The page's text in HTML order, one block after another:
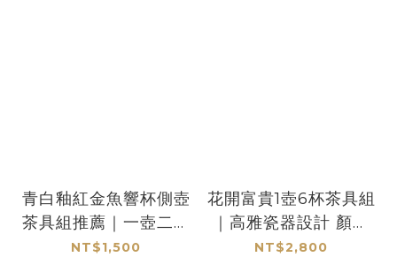
青白釉紅金魚響杯側壺
茶具組推薦｜一壺二杯
禮盒送禮首選
NT$1,500
花開富貴1壺6杯茶具組
｜高雅瓷器設計 顏色
隨機出貨送禮首選
NT$2,800